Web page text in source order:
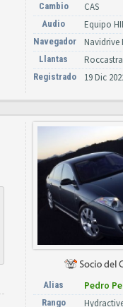
Cambio CAS
Audio Equipo
Navegador Navidrive
Llantas
Registrado 19 Dic
Alias Pedro
Rango